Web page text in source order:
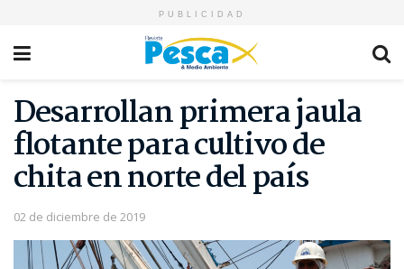
PUBLICIDAD
Desarrollan primera jaula
flotante para cultivo de
chita en norte del país
02 de diciembre de 2019